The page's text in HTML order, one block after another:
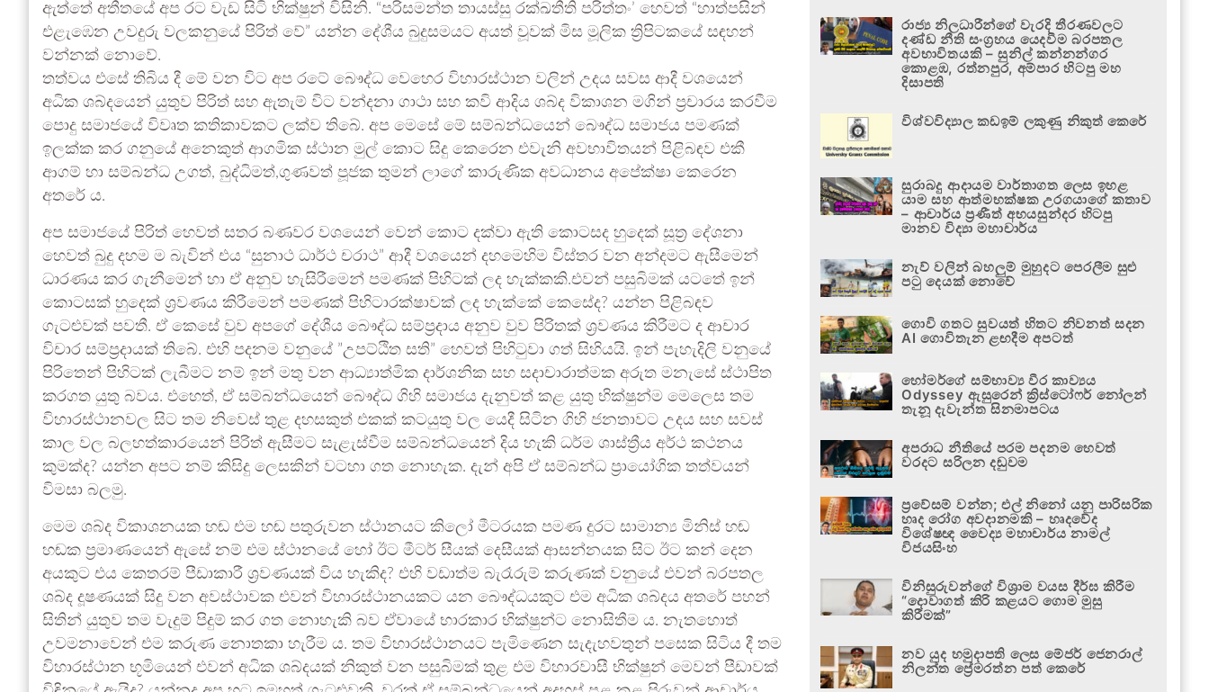
ඇත්තේ අතීතයේ අප රට වැඩ සිටි භික්ෂුන් විසිනි. “පරිසමන්ත තායස්සු රක්ඛතීති පරිත්තං’ හෙවත් “හාත්පසින්
එළැඹෙන උවදුරු වලකනුයේ පිරිත් වේ” යන්න දේශීය බුදුසමයට අයත් වූවක් මිස මූලික ත්‍රිපිටකයේ සඳහන්
වන්නක් නොවේ.
තත්වය එසේ තිබිය දී මේ වන විට අප රටේ බෞද්ධ වෙහෙර විහාරස්ථාන වලින් උදය සවස ආදී වශයෙන්
අධික ශබ්දයෙන් යුතුව පිරිත් සහ ඇතැම් විට වන්දනා ගාථා සහ කවි ආදිය ශබ්ද විකාශන මගින් ප්‍රචාරය කරවීම
පොදු සමාජයේ විවෘත කතිකාවකට ලක්ව තිබේ. අප මෙසේ මේ සම්බන්ධයෙන් බෞද්ධ සමාජය පමණක්
ඉලක්ක කර ගනුයේ අනෙකුත් ආගමික ස්ථාන මුල් කොට සිදු කෙරෙන එවැනි අවභාවිතයන් පිළිබඳව එකී
ආගම් හා සම්බන්ධ උගත්, බුද්ධිමත්,ගුණවත් පූජක තුමන් ලාගේ කාරුණික අවධානය අපේක්ෂා කෙරෙන
අතරේ ය.
අප සමාජයේ පිරිත් හෙවත් සතර බණවර වශයෙන් වෙන් කොට දක්වා ඇති කොටසද හුදෙක් සූත්‍ර දේශනා
හෙවත් බුදු දහම ම බැවින් එය “සුනාථ ධාර්ථ චරාථ” ආදී වශයෙන් දහමෙහිම විස්තර වන අන්දමට ඇසීමෙන්
ධාරණය කර ගැනීමෙන් හා ඒ අනුව හැසිරීමෙන් පමණක් පිහිටක් ලද හැක්කකි.එවන් පසුබිමක් යටතේ ඉන්
කොටසක් හුදෙක් ශ්‍රවණය කිරීමෙන් පමණක් පිහිටාරක්ෂාවක් ලද හැක්කේ කෙසේද? යන්න පිළිබඳව
ගැටළුවක් පවතී. ඒ කෙසේ වුව අපගේ දේශීය බෞද්ධ සම්ප්‍රදාය අනුව වුව පිරිතක් ශ්‍රවණය කිරීමට ද ආචාර
විචාර සම්ප්‍රදායක් තිබේ. එහි පදනම වනුයේ ”උපට්ඨිත සති” හෙවත් පිහිටුවා ගත් සිහියයි. ඉන් පැහැදිලි වනුයේ
පිරිතෙන් පිහිටක් ලැබීමට නම් ඉන් මතු වන ආධ්‍යාත්මික දාර්ශනික සහ සදාචාරාත්මක අරුත මනැසේ ස්ථාපිත
කරගත යුතු බවය. එහෙත්, ඒ සම්බන්ධයෙන් බෞද්ධ ගිහි සමාජය දැනුවත් කළ යුතු භික්ෂුන්ම මෙලෙස තම
විහාරස්ථානවල සිට තම නිවෙස් තුළ දහසකුත් එකක් කටයුතු වල යෙදී සිටින ගිහි ජනතාවට උදය සහ සවස්
කාල වල බලහත්කාරයෙන් පිරිත් ඇසීමට සැළැස්වීම සම්බන්ධයෙන් දිය හැකි ධර්ම ශාස්ත්‍රීය අර්ථ කථනය
කුමක්ද? යන්න අපට නම් කිසිදු ලෙසකින් වටහා ගත නොහැක. දැන් අපි ඒ සම්බන්ධ ප්‍රායෝගික තත්වයන්
විමසා බලමු.
මෙම ශබ්ද විකාශනයක හඬ එම හඬ පතුරුවන ස්ථානයට කිලෝ මීටරයක පමණ දුරට සාමාන්‍ය මිනිස් හඬ
හඬක ප්‍රමාණයෙන් ඇසේ නම් එම ස්ථානයේ හෝ ඊට මීටර් සීයක් දෙසීයක් ආසන්නයක සිට ඊට කන් දෙන
අයකුට එය කෙතරම් පීඩාකාරී ශ්‍රවණයක් විය හැකිද? එහි වඩාත්ම බැරෑරුම් කරුණක් වනුයේ එවන් බරපතල
ශබ්ද දූෂණයක් සිදු වන අවස්ථාවක එවන් විහාරස්ථානයකට යන බෞද්ධයකුට එම අධික ශබ්දය අතරේ පහන්
සිතින් යුතුව තම වැදුම් පිදුම් කර ගත නොහැකි බව ඒවායේ භාරකාර භික්ෂුන්ට නොසිතීම ය. නැතහොත්
උවමනාවෙන් එම කරුණ නොතකා හැරීම ය. තම විහාරස්ථානයට පැමිණෙන සැදැහවතුන් පසෙක සිටිය දී තම
විහාරස්ථාන භූමියෙන් එවන් අධික ශබ්දයක් නිකුත් වන පසුබිමක් තුළ එම විහාරවාසී භික්ෂුන් මෙවන් පීඩාවක්
රාජ්‍ය නිලධාරීන්ගේ වැරදි තීරණවලට
දණ්ඩ නීති සංග්‍රහය යෙදවීම බරපතල
අවභාවිතයකි – සුනිල් කන්නන්ගර
කොළඹ, රත්නපුර, අම්පාර හිටපු මහ
දිසාපති
විශ්වවිද්‍යාල කඩඉම් ලකුණු නිකුත් කෙරේ
සුරාබදු ආදායම වාර්තාගත ලෙස ඉහළ
යාම සහ ආත්මභක්ෂක උරගයාගේ කතාව
– ආචාර්ය ප්‍රණීත් අභයසුන්දර හිටපු
මානව විද්‍යා මහාචාර්ය
නැව් වලින් බහලුම් මුහුදට පෙරලීම සුළු
පටු දෙයක් නොවේ
ගොවි ගතට සුවයත් හිතට නිවනත් සදන
AI ගොවිතැන ළඟදීම අපටත්
හෝමර්ගේ සම්භාව්‍ය වීර කාව්‍යය
Odyssey ඇසුරෙන් ක්‍රිස්ටෝෆර් නෝලන්
තැනූ දැවැන්ත සිනමාපටය
අපරාධ නීතියේ පරම පදනම හෙවත්
වරදට සරිලන දඬුවම
ප්‍රවේසම් වන්න; එල් නිනෝ යනු පාරිසරික
හෘද රෝග අවදානමකි – හෘදවේද
විශේෂඥ වෛද්‍ය මහාචාර්ය නාමල්
විජයසිංහ
විනිසුරුවන්ගේ විශ්‍රාම වයස දීර්ඝ කිරීම
“දොවාගත් කිරි කළයට ගොම මුසු
කිරීමක්”
නව යුද හමුදාපති ලෙස මේජර් ජෙනරාල්
නිලන්ත ප්‍රේමරත්න පත් කෙරේ